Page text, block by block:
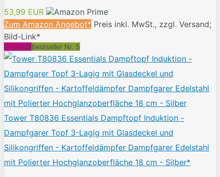
53,99 EUR
Zum Amazon Angebot* Preis inkl. MwSt., zzgl. Versand;
Bild-Link*
AngebotBestseller Nr. 5
Tower T80836 Essentials Dampftopf Induktion -
Dampfgarer Topf 3-Lagig mit Glasdeckel und
Silikongriffen - Kartoffeldämpfer Dampfgarer Edelstahl
mit Polierter Hochglanzoberfläche 18 cm - Silber*